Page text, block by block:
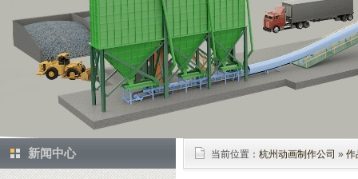
新闻中心 当前位置： 杭州动画制作公司 » 作